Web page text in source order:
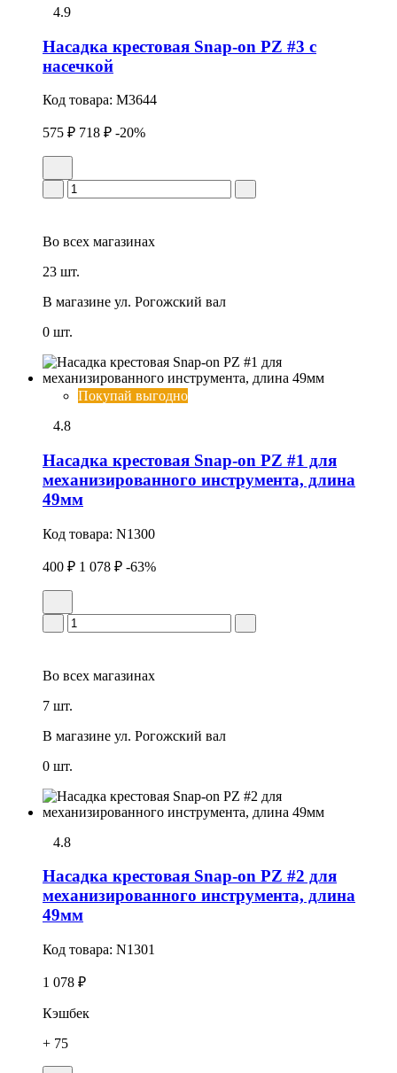
4.9
Насадка крестовая Snap-on PZ #3 с
насечкой
Код товара: M3644
575 ₽ 718 ₽ -20%
Во всех магазинах
23 шт.
В магазине ул. Рогожский вал
0 шт.
Покупай выгодно
4.8
Насадка крестовая Snap-on PZ #1 для
механизированного инструмента, длина
49мм
Код товара: N1300
400 ₽ 1 078 ₽ -63%
Во всех магазинах
7 шт.
В магазине ул. Рогожский вал
0 шт.
4.8
Насадка крестовая Snap-on PZ #2 для
механизированного инструмента, длина
49мм
Код товара: N1301
1 078 ₽
Кэшбек
+ 75